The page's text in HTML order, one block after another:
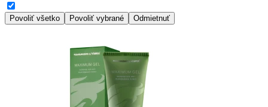
Povoliť všetko Povoliť vybrané Odmietnuť